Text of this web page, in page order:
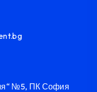
№5, ПК София